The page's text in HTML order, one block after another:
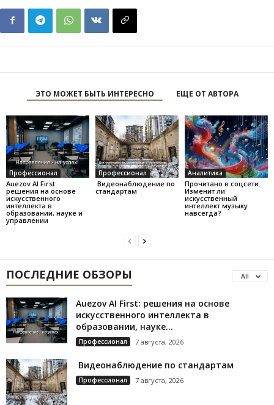
ЭТО МОЖЕТ БЫТЬ ИНТЕРЕСНО ЕЩЕ ОТ АВТОРА
Профессионал
Auezov AI First:
решения на основе
искусственного
интеллекта в
образовании, науке и
управлении
Профессионал
Видеонаблюдение по
стандартам
Аналитика
Прочитано в соцсети.
Изменит ли
искусственный
интеллект музыку
навсегда?
ПОСЛЕДНИЕ ОБЗОРЫ All
Auezov AI First: решения на основе
искусственного интеллекта в
образовании, науке...
Профессионал 7 августа, 2026
Видеонаблюдение по стандартам
Профессионал 7 августа, 2026